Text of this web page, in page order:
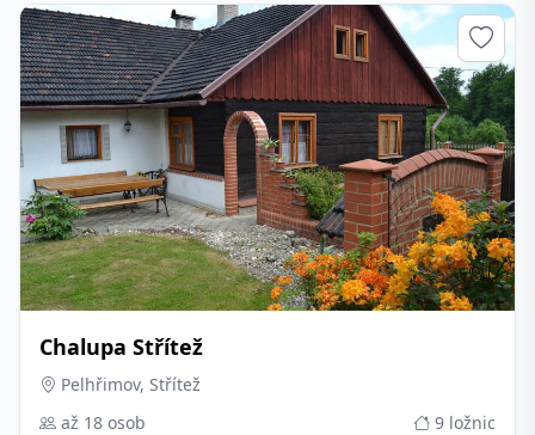
Chalupa Střítež
Pelhřimov, Střítež
až 18 osob
9 ložnic